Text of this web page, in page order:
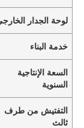
لوحة الجدار
خدمة البناء
السعة الإنتاجية
السنوية
التفتيش من طرف
ثالث